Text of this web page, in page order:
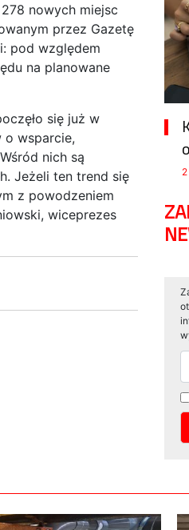
nowych miejsc
przez Gazetę
pod względem
na planowane
się już w
o wsparcie,
nich są
Jeżeli ten trend się
z powodzeniem
wiceprezes